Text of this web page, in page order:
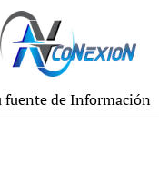
fuente de Información